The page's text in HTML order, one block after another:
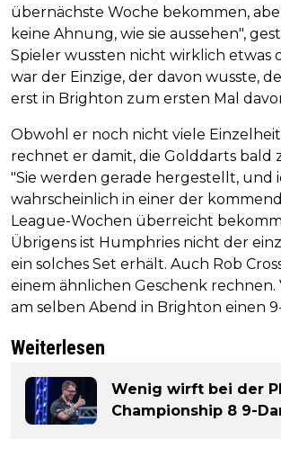
übernächste Woche bekommen,
keine Ahnung, wie sie aussehen",
Spieler wussten nicht wirklich etwas
war der Einzige, der davon wusste,
erst in Brighton zum ersten Mal
Obwohl er noch nicht viele
rechnet er damit, die Golddarts bald
"Sie werden gerade hergestellt, und
wahrscheinlich in einer der
League-Wochen überreicht
Übrigens ist Humphries nicht der
ein solches Set erhält. Auch Rob
einem ähnlichen Geschenk rechnen.
am selben Abend in Brighton einen
Weiterlesen
Wenig wirft bei der
Championship 8 9-